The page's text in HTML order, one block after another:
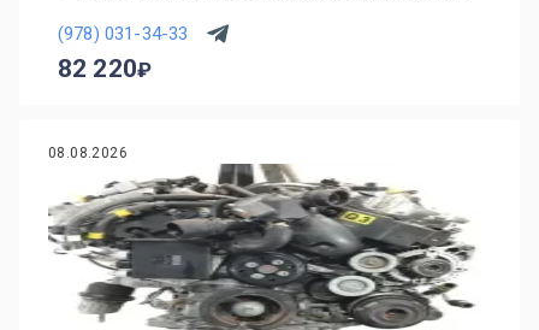
(978) 031-34-33
82 220
08.08.2026